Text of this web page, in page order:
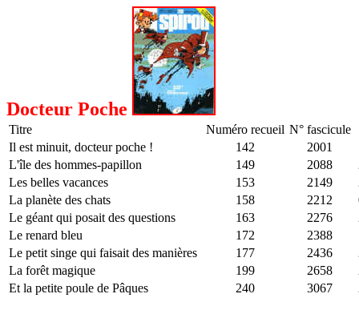
Docteur Poche
Titre Numéro recueil N° fascicule
Il est minuit, docteur poche !
142 2001
L'île des hommes-papillon
149 2088
Les belles vacances
153 2149
La planète des chats
158 2212
Le géant qui posait des questions
163 2276
Le renard bleu
172 2388
Le petit singe qui faisait des manières
177 2436
La forêt magique
199 2658
Et la petite poule de Pâques
240 3067